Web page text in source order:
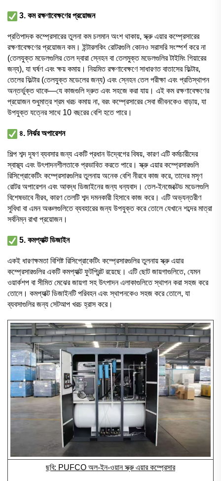
3. কম রক্ষণাবেক্ষণের প্রয়োজন
প্রতিপাদক কম্প্রেসারের তুলনা কম চলমান অংশ থাকায়, স্ক্রু এয়ার কম্প্রেসারের
রক্ষণাবেক্ষণের প্রয়োজন কম। ইন্টারলকিং রোটরগুলি কোনও সরাসরি সংস্পর্শ করে না
(তেলযুক্ত মডেলগুলির তেল দ্বারা স্নেহন বা তেলমুক্ত মডেলগুলির টাইমিং গিয়ারের
জন্য), যা ঘর্ষণ এবং ক্ষয় কমায়। নিয়মিত রক্ষণাবেক্ষণে সাধারণত বাতাসের ফিল্টার,
তেলের ফিল্টার (তেলযুক্ত মডেলের জন্য) এবং স্নেহন তেল পরীক্ষা এবং প্রতিস্থাপন
অন্তর্ভুক্ত থাকে—যে কাজগুলি দ্রুত এবং সহজে করা যায়। এই কম রক্ষণাবেক্ষণের
প্রয়োজন শুধুমাত্র শ্রম খরচ কমায় না, বরং কম্প্রেসারের সেবা জীবনকেও বাড়ায়, যা
উপযুক্ত যত্নের সাথে 10 বছরের বেশি হতে পারে।
৪. নির্ঝর অপারেশন
শিল্প শব্দ দূষণ ব্যবসার জন্য একটি প্রধান উদ্বেগের বিষয়, কারণ এটি কর্মচারীদের
স্বাস্থ্য এবং উৎপাদনশীলতাকে প্রভাবিত করতে পারে। স্ক্রু এয়ার কম্প্রেসারগুলি
রিসিপ্রোকেটিং কম্প্রেসারগুলির তুলনায় অনেক বেশি নীরবে কাজ করে, তাদের মসৃণ
রোটর অপারেশন এবং আবদ্ধ ডিজাইনের জন্য ধন্যবাদ। তেল-ইনজেক্টেড মডেলগুলি
বিশেষভাবে নীরব, কারণ তেলটি শব্দ দমনকারী হিসাবে কাজ করে। এটি অভ্যন্তরীণ
সুবিধা বা এমন অঞ্চলগুলিতে ব্যবহারের জন্য উপযুক্ত করে তোলে যেখানে শব্দের মাত্রা
সর্বনিম্ন রাখা প্রয়োজন।
5. কমপ্যাক্ট ডিজাইন
একই ধারণক্ষমতা বিশিষ্ট রিসিপ্রোকেটিং কম্প্রেসারগুলির তুলনায় স্ক্রু এয়ার
কম্প্রেসারগুলির একটি কমপ্যাক্ট ফুটপ্রিন্ট রয়েছে। এটি ছোট জায়গাগুলিতে, যেমন
ওয়ার্কশপ বা সীমিত মেঝের জায়গা সহ উৎপাদন এলাকাগুলিতে স্থাপন করা সহজ করে
তোলে। কমপ্যাক্ট ডিজাইনটি পরিবহন এবং স্থাপনকেও সহজ করে তোলে, যা
ব্যবসাগুলির জন্য সেটআপ খরচ হ্রাস করে।
ছবি: PUFCO অল-ইন-ওয়ান স্ক্রু এয়ার কম্প্রেসার